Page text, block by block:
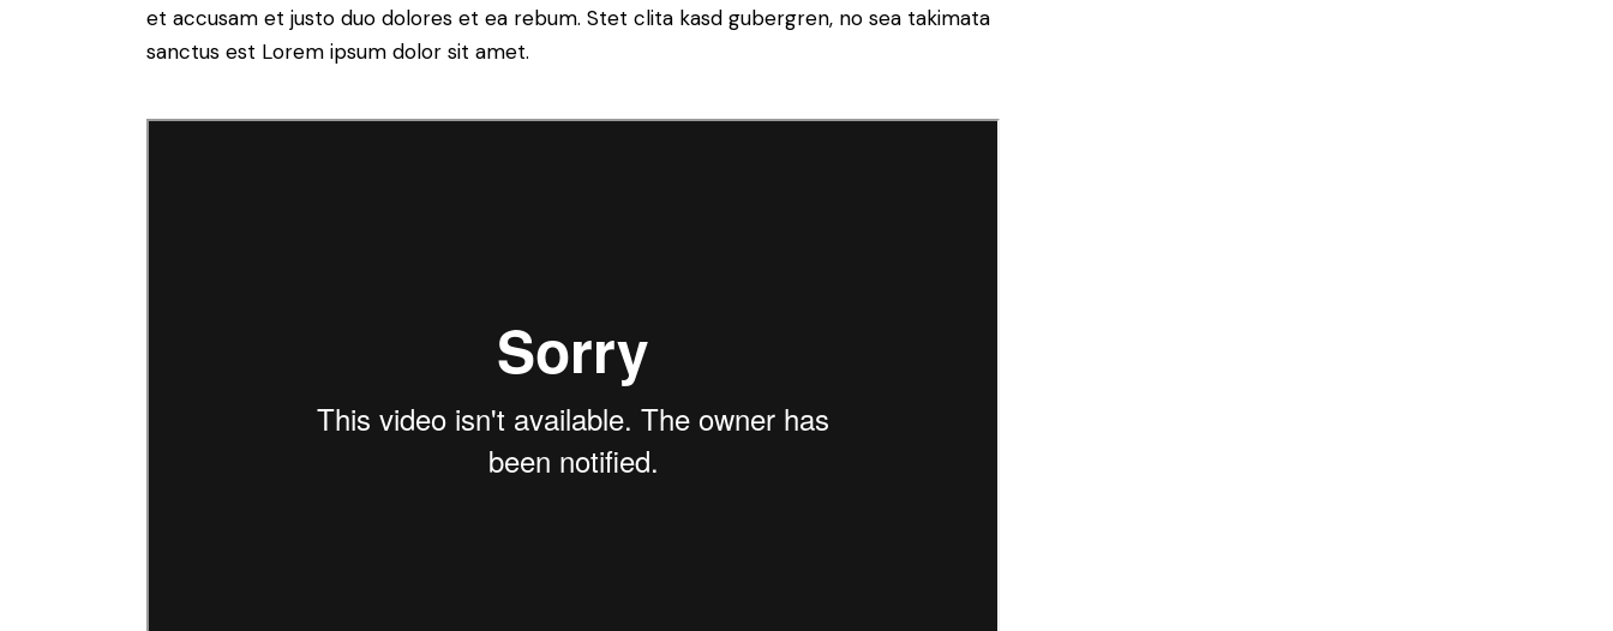
et accusam et justo duo dolores et ea rebum. Stet clita kasd gubergren, no sea takimata
sanctus est Lorem ipsum dolor sit amet.